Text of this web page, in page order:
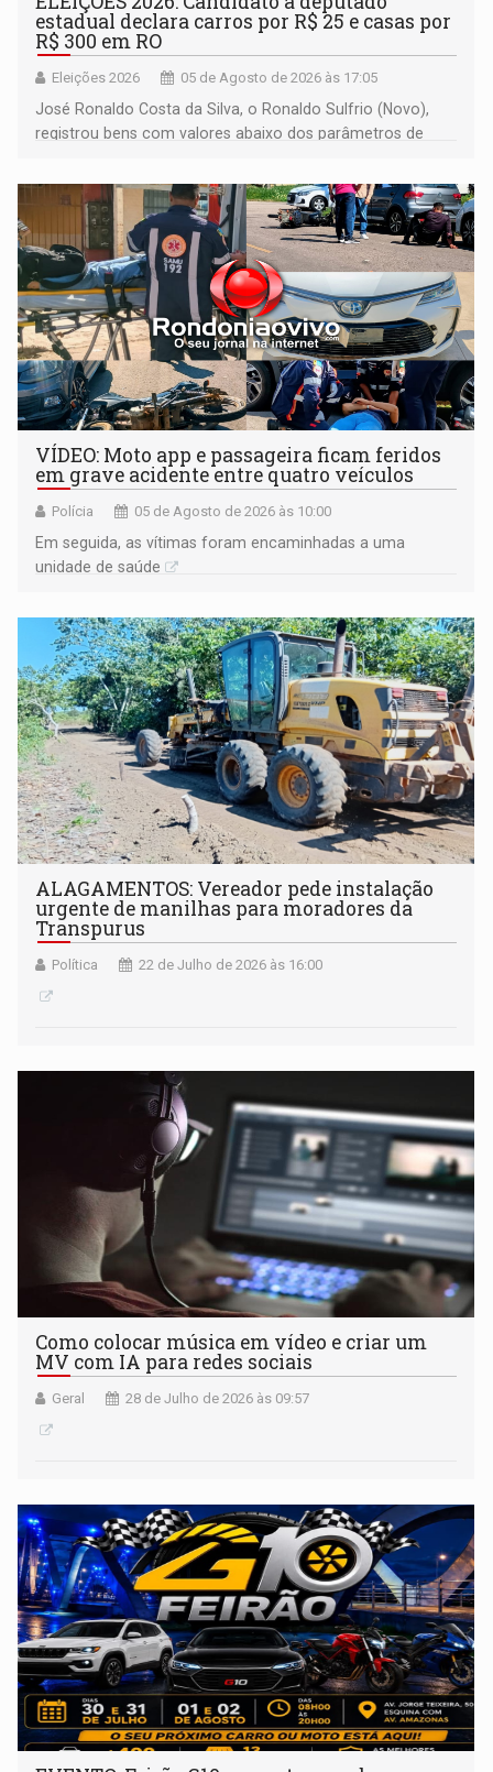
estadual declara carros por R$ 25 e casas por
R$ 300 em RO
Eleições 2026 05 de Agosto de 2026 às 17:05
José Ronaldo Costa da Silva, o Ronaldo Sulfrio (Novo),
registrou bens com valores abaixo dos parâmetros de
milhões
VÍDEO: Moto app e passageira ficam feridos
em grave acidente entre quatro veículos
Polícia 05 de Agosto de 2026 às 10:00
Em seguida, as vítimas foram encaminhadas a uma
unidade de saúde
ALAGAMENTOS: Vereador pede instalação
urgente de manilhas para moradores da
Transpurus
Política 22 de Julho de 2026 às 16:00
Como colocar música em vídeo e criar um
MV com IA para redes sociais
Geral 28 de Julho de 2026 às 09:57